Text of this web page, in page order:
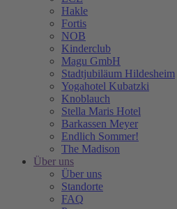
Hakle
Fortis
NOB
Kinderclub
Magu GmbH
Stadtjubiläum Hildesheim
Yogahotel Kubatzki
Knoblauch
Stella Maris Hotel
Barkassen Meyer
Endlich Sommer!
The Madison
Über uns
Über uns
Standorte
FAQ